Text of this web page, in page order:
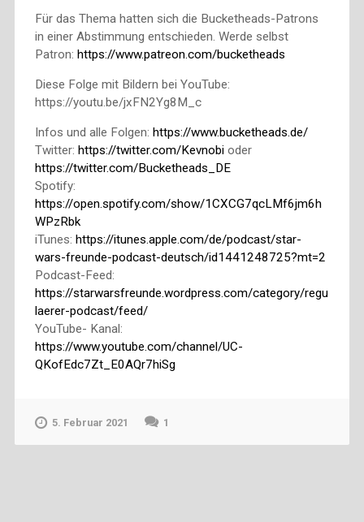
Für das Thema hatten sich die Bucketheads-Patrons
in einer Abstimmung entschieden. Werde selbst
Patron: https://www.patreon.com/bucketheads
Diese Folge mit Bildern bei YouTube:
https://youtu.be/jxFN2Yg8M_c
Infos und alle Folgen: https://www.bucketheads.de/
Twitter: https://twitter.com/Kevnobioder
https://twitter.com/Bucketheads_DE
Spotify:
https://open.spotify.com/show/1CXCG7qcLMf6jm6h
WPzRbk
iTunes: https://itunes.apple.com/de/podcast/star-
wars-freunde-podcast-deutsch/id1441248725?mt=2
Podcast-Feed:
https://starwarsfreunde.wordpress.com/category/regu
laerer-podcast/feed/
YouTube- Kanal:
https://www.youtube.com/channel/UC-
QKofEdc7Zt_E0AQr7hiSg
5. Februar 2021 1